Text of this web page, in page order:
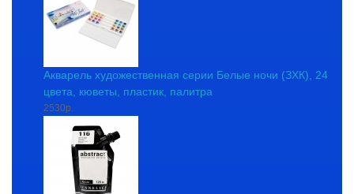
Акварель художественная серии Белые ночи (ЗХК), 24
цвета, кюветы, пластик, палитра
2530р.